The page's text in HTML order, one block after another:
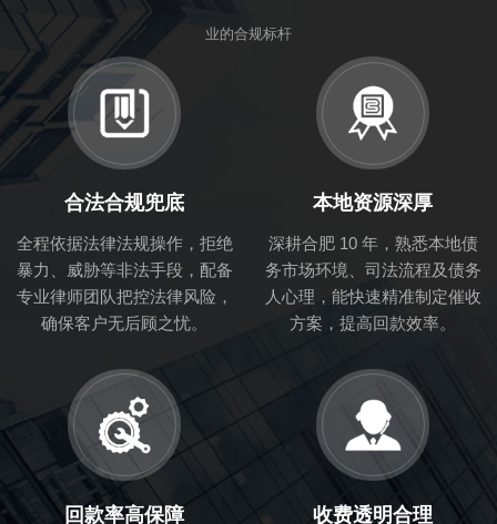
业的合规标杆
合法合规兜底
全程依据法律法规操作，拒绝
暴力、威胁等非法手段，配备
专业律师团队把控法律风险，
确保客户无后顾之忧。
本地资源深厚
深耕合肥 10 年，熟悉本地债
务市场环境、司法流程及债务
人心理，能快速精准制定催收
方案，提高回款效率。
回款率高保障 收费透明合理